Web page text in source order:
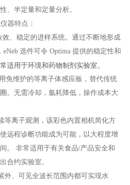
、半定量和定量分析。
仪器特点：
效、稳定的进样系统。通过不断地形成
eNeb 选件可令 Optima 提供的稳定性和
适用于环境和药物制剂实验室。
免维护的等离子体感应板，替代传统
。无需冷却，氩耗降低，操作成本大
等离子观测，该彩色内置相机简化方
远程诊断功能成为可能，以大程度增
。 非常适用于有关食品/产品安全和
合约实验室。
外、可见全波长范围内都可实现水